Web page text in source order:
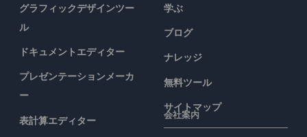
グラフィックデザインツー
ル
ドキュメントエディター
プレゼンテーションメーカ
ー
表計算エディター
学ぶ
ブログ
ナレッジ
無料ツール
サイトマップ
会社案内